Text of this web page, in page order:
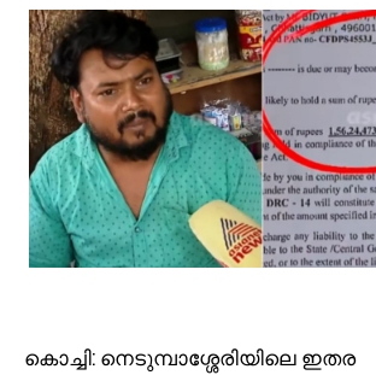
കൊച്ചി: നെടുമ്പാശ്ശേരിയിലെ ഇതര